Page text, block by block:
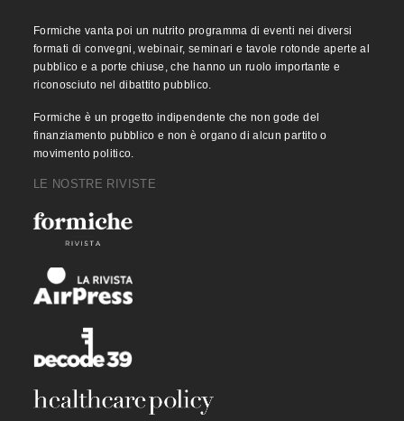
Formiche vanta poi un nutrito programma di eventi nei diversi
formati di convegni, webinair, seminari e tavole rotonde aperte al
pubblico e a porte chiuse, che hanno un ruolo importante e
riconosciuto nel dibattito pubblico.
Formiche è un progetto indipendente che non gode del
finanziamento pubblico e non è organo di alcun partito o
movimento politico.
LE NOSTRE RIVISTE